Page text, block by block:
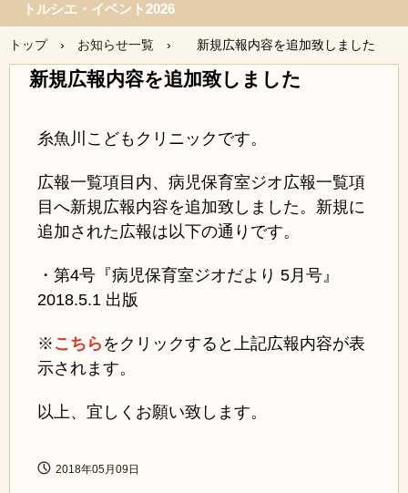
トルシエ・イベント2026
トップ › お知らせ一覧 › 新規広報内容を追加致しました
新規広報内容を追加致しました
糸魚川こどもクリニックです。
広報一覧項目内、病児保育室ジオ広報一覧項
目へ新規広報内容を追加致しました。新規に
追加された広報は以下の通りです。
・第4号『病児保育室ジオだより 5月号』
2018.5.1 出版
※ こちら をクリックすると上記広報内容が表
示されます。
以上、宜しくお願い致します。
2018年05月09日